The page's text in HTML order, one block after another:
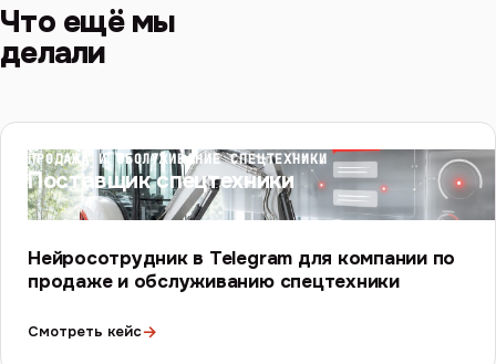
Что ещё мы
делали
ПРОДАЖА И ОБСЛУЖИВАНИЕ СПЕЦТЕХНИКИ
Поставщик спецтехники
Нейросотрудник в Telegram для компании по
продаже и обслуживанию спецтехники
Смотреть кейс→